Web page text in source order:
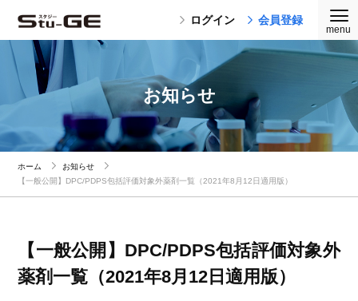
ログイン 会員登録
お知らせ
ホーム
お知らせ
【一般公開】DPC/PDPS包括評価対象外薬剤一覧（2021年8月12日適用版）
【一般公開】DPC/PDPS包括評価対象外
薬剤一覧（2021年8月12日適用版）